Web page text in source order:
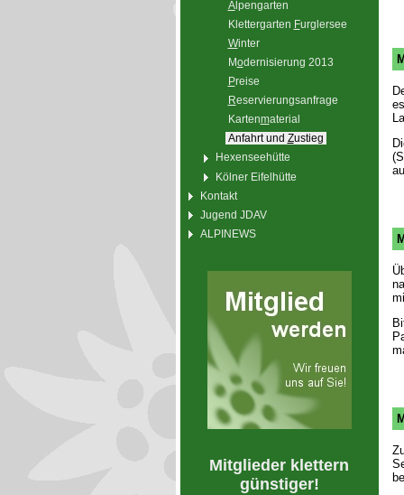
Alpengarten
Klettergarten Furglersee
Winter
Modernisierung 2013
Preise
Reservierungsanfrage
Kartenmaterial
Anfahrt und Zustieg
Hexenseehütte
Kölner Eifelhütte
Kontakt
Jugend JDAV
ALPINEWS
Mitglieder klettern
günstiger!